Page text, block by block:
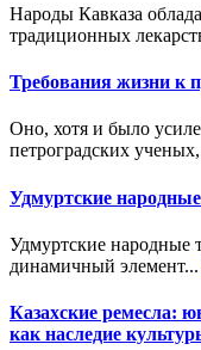
Народы Кавказа
традиционных
Требования жизни к
Оно, хотя и было
петроградских
Удмуртские
Удмуртские народные
динамичный элемент...
Казахские ремесла:
как наследие